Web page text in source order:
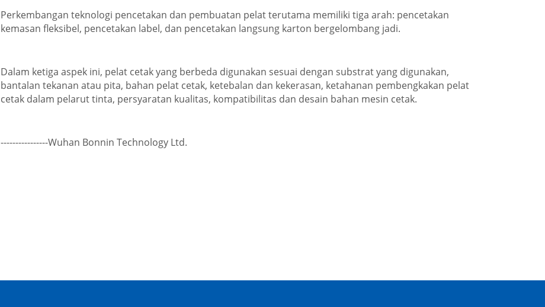
Perkembangan teknologi pencetakan dan pembuatan pelat terutama memiliki tiga arah: pencetakan
kemasan fleksibel, pencetakan label, dan pencetakan langsung karton bergelombang jadi.
Dalam ketiga aspek ini, pelat cetak yang berbeda digunakan sesuai dengan substrat yang digunakan,
bantalan tekanan atau pita, bahan pelat cetak, ketebalan dan kekerasan, ketahanan pembengkakan pelat
cetak dalam pelarut tinta, persyaratan kualitas, kompatibilitas dan desain bahan mesin cetak.
----------------Wuhan Bonnin Technology Ltd.